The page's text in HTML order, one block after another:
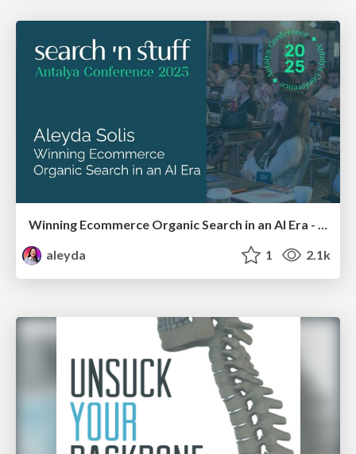
Winning Ecommerce Organic Search in an AI Era - #searchnstuff2025
aleyda
1 2.1k